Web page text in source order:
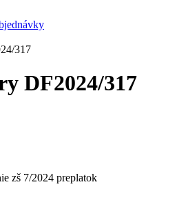
317
DF2024/317
zš 7/2024 preplatok